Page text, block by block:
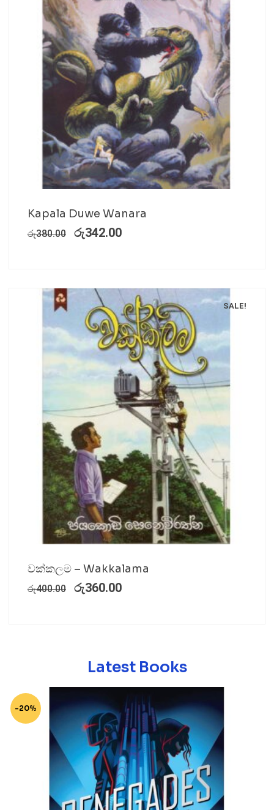
Kapala Duwe Wanara
රු380.00 රු342.00
SALE!
වක්කලම – Wakkalama
රු400.00 රු360.00
Latest Books
-20%